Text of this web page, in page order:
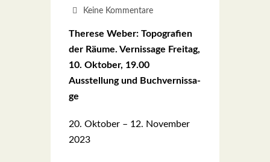
Keine Kommentare
The­re­se Weber: Topo­gra­fien
der Räu­me. Ver­nis­sa­ge Frei­tag,
10. Okto­ber, 19.00
Aus­stel­lung und Buch­ver­nis­sa­
ge
20. Okto­ber – 12. Novem­ber
2023